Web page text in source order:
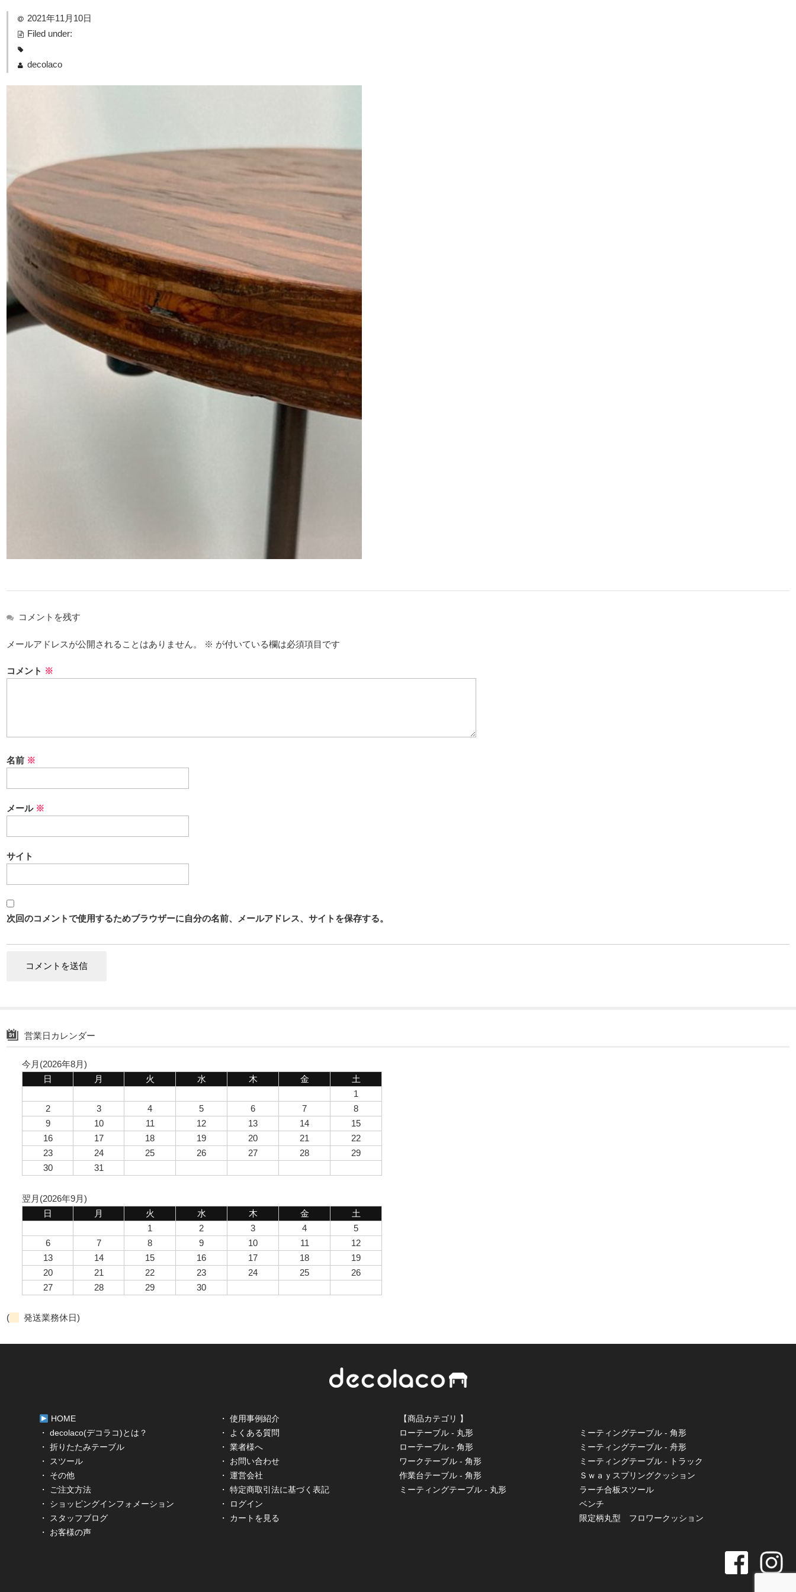
2021年11月10日
Filed under:
decolaco
コメントを残す
メールアドレスが公開されることはありません。 ※ が付いている欄は必須項目です
コメント ※
名前 ※
メール ※
サイト
次回のコメントで使用するためブラウザーに自分の名前、メールアドレス、サイトを保存する。
営業日カレンダー
今月(2026年8月)
日
月 火 水 木 金
土
1
2
3 4 5 6 7
8
9
10 11 12 13 14
15
16
17 18 19 20 21
22
23
24 25 26 27 28
29
30
31
翌月(2026年9月)
日
月 火 水 木 金
土
1
2 3 4
5
6
7 8 9 10 11
12
13
14 15 16 17 18
19
20
21 22 23 24 25
26
27
28 29 30
( 発送業務休日)
HOME
・ decolaco(デコラコ)とは？
・ 折りたたみテーブル
・ スツール
・ その他
・ ご注文方法
・ ショッピングインフォメーション
・ スタッフブログ
・ お客様の声
・ 使用事例紹介
・ よくある質問
・ 業者様へ
・ お問い合わせ
・ 運営会社
・ 特定商取引法に基づく表記
・ ログイン
・ カートを見る
【商品カテゴリ 】
ローテーブル - 丸形
ローテーブル - 角形
ワークテーブル - 角形
作業台テーブル - 角形
ミーティングテーブル - 丸形
ミーティングテーブル - 角形
ミーティングテーブル - 舟形
ミーティングテーブル - トラック
Ｓｗａｙスプリングクッション
ラーチ合板スツール
ベンチ
限定柄丸型 フロワークッション